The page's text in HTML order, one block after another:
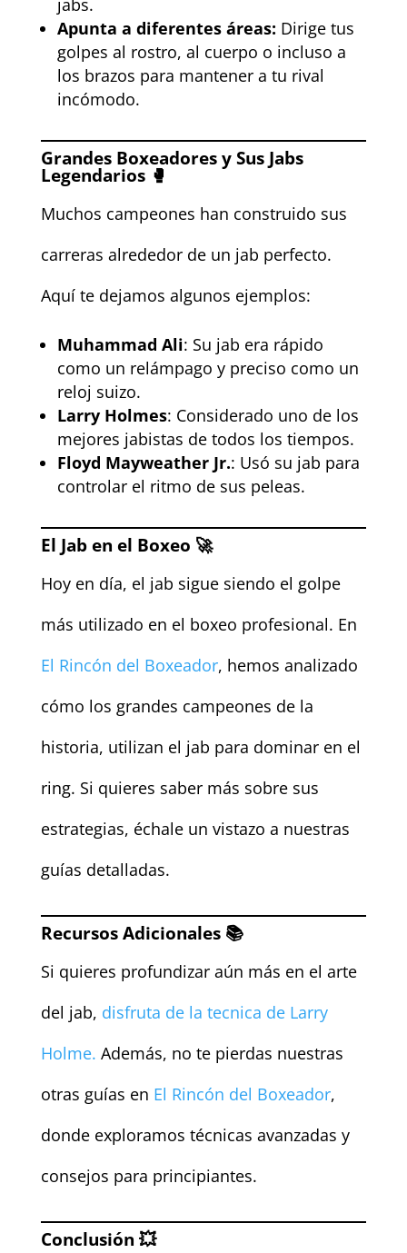
jabs.
Apunta a diferentes áreas: Dirige tus
golpes al rostro, al cuerpo o incluso a
los brazos para mantener a tu rival
incómodo.
Grandes Boxeadores y Sus Jabs
Legendarios 🥊
Muchos campeones han construido sus
carreras alrededor de un jab perfecto.
Aquí te dejamos algunos ejemplos:
Muhammad Ali: Su jab era rápido
como un relámpago y preciso como un
reloj suizo.
Larry Holmes: Considerado uno de los
mejores jabistas de todos los tiempos.
Floyd Mayweather Jr.: Usó su jab para
controlar el ritmo de sus peleas.
El Jab en el Boxeo 🚀
Hoy en día, el jab sigue siendo el golpe
más utilizado en el boxeo profesional. En
El Rincón del Boxeador, hemos analizado
cómo los grandes campeones de la
historia, utilizan el jab para dominar en el
ring. Si quieres saber más sobre sus
estrategias, échale un vistazo a nuestras
guías detalladas.
Recursos Adicionales 📚
Si quieres profundizar aún más en el arte
del jab, disfruta de la tecnica de Larry
Holme. Además, no te pierdas nuestras
otras guías en El Rincón del Boxeador,
donde exploramos técnicas avanzadas y
consejos para principiantes.
Conclusión 💥